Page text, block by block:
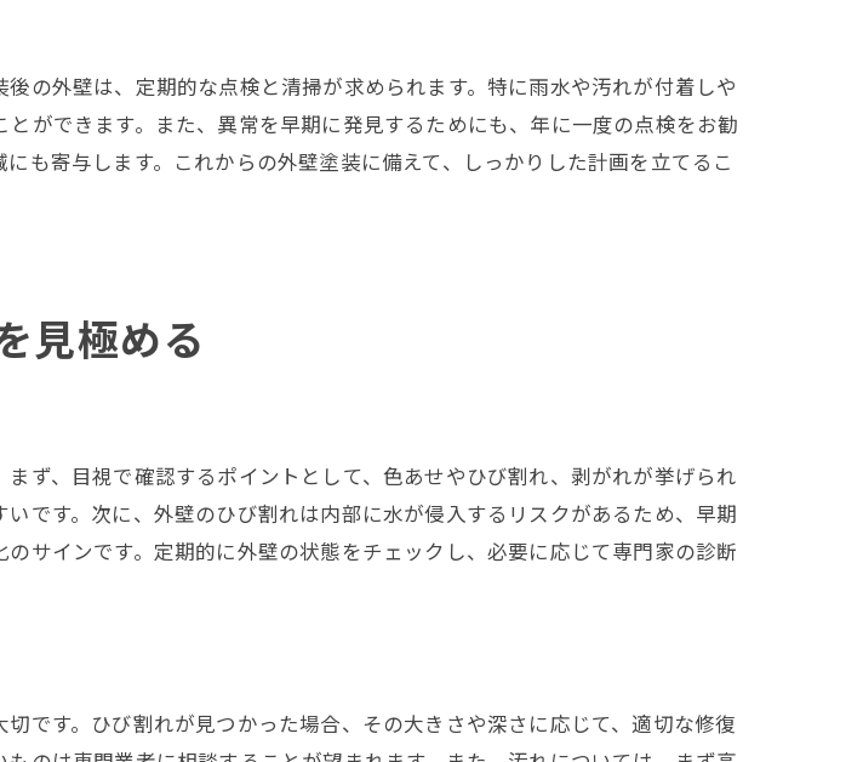
りの取り方
活用した準備手順
た塗料と道具
ぶ成功の秘訣
ターケア方法
の対応策
の準備チェックリスト
ための段取り
の外壁は、定期的な点検と清掃が求められます。特に雨水や汚れが付着しや
ができます。また、異常を早期に発見するためにも、年に一度の点検をお勧
も寄与します。これからの外壁塗装に備えて、しっかりした計画を立てるこ
見極める
ず、目視で確認するポイントとして、色あせやひび割れ、剥がれが挙げられ
です。次に、外壁のひび割れは内部に水が侵入するリスクがあるため、早期
サインです。定期的に外壁の状態をチェックし、必要に応じて専門家の診断
です。ひび割れが見つかった場合、その大きさや深さに応じて、適切な修復